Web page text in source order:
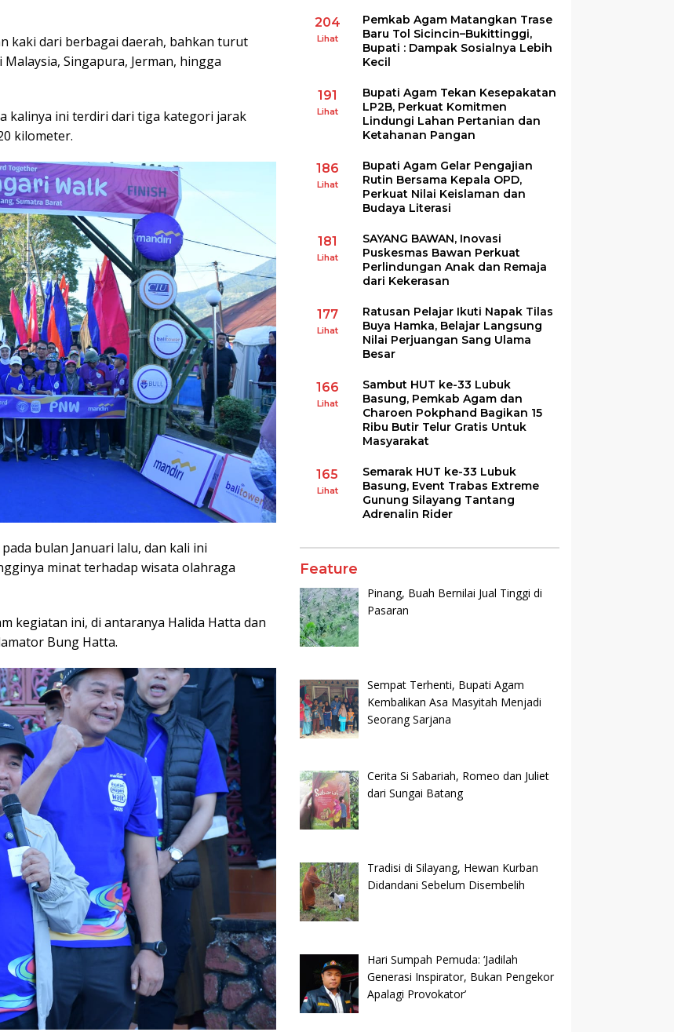
kaki dari berbagai daerah, bahkan turut
Singapura, Jerman, hingga
kalinya ini terdiri dari tiga kategori jarak
kilometer.
bulan Januari lalu, dan kali ini
minat terhadap wisata olahraga
kegiatan ini, di antaranya Halida Hatta dan
Bung Hatta.
204
Lihat
Pemkab Agam Matangkan Trase
Baru Tol Sicincin–Bukittinggi,
Bupati : Dampak Sosialnya Lebih
Kecil
191
Lihat
Bupati Agam Tekan Kesepakatan
LP2B, Perkuat Komitmen
Lindungi Lahan Pertanian dan
Ketahanan Pangan
186
Lihat
Bupati Agam Gelar Pengajian
Rutin Bersama Kepala OPD,
Perkuat Nilai Keislaman dan
Budaya Literasi
181
Lihat
SAYANG BAWAN, Inovasi
Puskesmas Bawan Perkuat
Perlindungan Anak dan Remaja
dari Kekerasan
177
Lihat
Ratusan Pelajar Ikuti Napak Tilas
Buya Hamka, Belajar Langsung
Nilai Perjuangan Sang Ulama
Besar
166
Lihat
Sambut HUT ke-33 Lubuk
Basung, Pemkab Agam dan
Charoen Pokphand Bagikan 15
Ribu Butir Telur Gratis Untuk
Masyarakat
165
Lihat
Semarak HUT ke-33 Lubuk
Basung, Event Trabas Extreme
Gunung Silayang Tantang
Adrenalin Rider
Feature
Pinang, Buah Bernilai Jual Tinggi di
Pasaran
Sempat Terhenti, Bupati Agam
Kembalikan Asa Masyitah Menjadi
Seorang Sarjana
Cerita Si Sabariah, Romeo dan Juliet
dari Sungai Batang
Tradisi di Silayang, Hewan Kurban
Didandani Sebelum Disembelih
Hari Sumpah Pemuda: ‘Jadilah
Generasi Inspirator, Bukan Pengekor
Apalagi Provokator’